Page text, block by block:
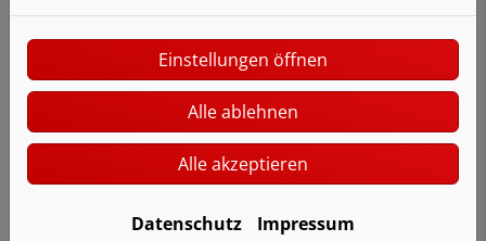
Gliederheizkörper
aus genormten Gliedern. Eine günstige
Einstellungen öffnen
Alle ablehnen
Alle akzeptieren
Datenschutz Impressum